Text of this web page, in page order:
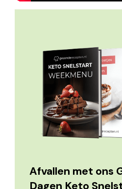
Afvallen met ons
Dagen Keto